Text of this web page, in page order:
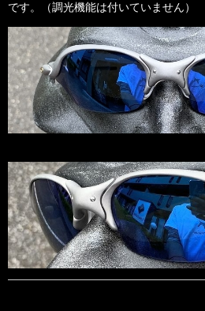
です。（調光機能は付いていません）